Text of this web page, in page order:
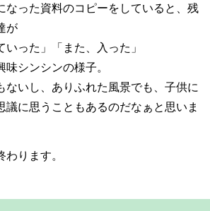
なった資料のコピーをしていると、残
が
いった」「また、入った」
シンシンの様子。
ないし、ありふれた風景でも、子供に
議に思うこともあるのだなぁと思いま
ります。